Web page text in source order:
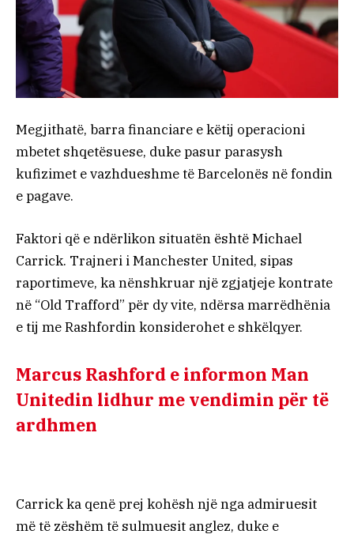
Megjithatë, barra financiare e këtij operacioni
mbetet shqetësuese, duke pasur parasysh
kufizimet e vazhdueshme të Barcelonës në fondin
e pagave.
Faktori që e ndërlikon situatën është Michael
Carrick. Trajneri i Manchester United, sipas
raportimeve, ka nënshkruar një zgjatjeje kontrate
në “Old Trafford” për dy vite, ndërsa marrëdhënia
e tij me Rashfordin konsiderohet e shkëlqyer.
Marcus Rashford e informon Man
Unitedin lidhur me vendimin për të
ardhmen
Carrick ka qenë prej kohësh një nga admiruesit
më të zëshëm të sulmuesit anglez, duke e